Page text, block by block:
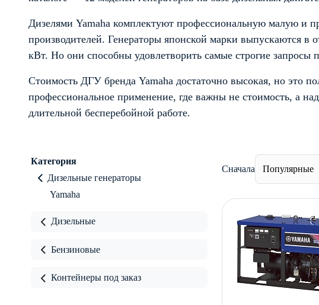
Дизелями Yamaha комплектуют профессиональную малую и
производителей. Генераторы японской марки выпускаются
кВт. Но они способны удовлетворить самые строгие запросы
Стоимость ДГУ бренда Yamaha достаточно высокая, но это
профессиональное применение, где важны не стоимость, а
длительной бесперебойной работе.
Категория
Дизельные генераторы
Yamaha
Дизельные
Бензиновые
Контейнеры под заказ
Сначала Популярные